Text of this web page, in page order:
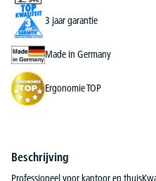
3 jaar garantie
Made in Germany
Ergonomie TOP
Beschrijving
Professioneel voor kantoor en